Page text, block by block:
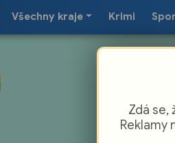
Všechny kraje Krimi
Zdá se,
Reklamy